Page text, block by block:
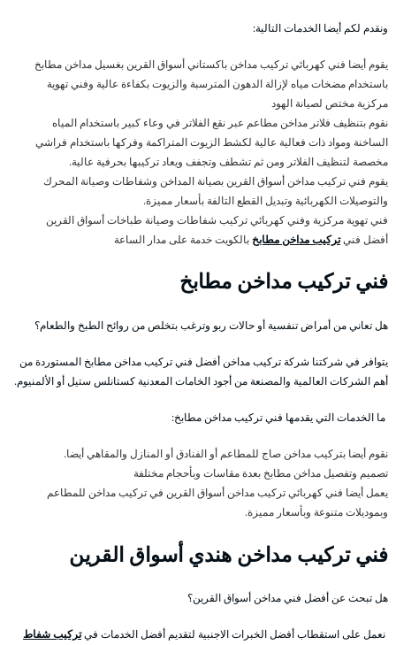
ونقدم لكم أيضا الخدمات التالية:
يقوم أيضا فني كهربائي تركيب مداخن باكستاني أسواق القرين بغسيل مداخن مطابخ
باستخدام مضخات مياه لإزالة الدهون المترسبة والزيوت بكفاءة عالية وفني تهوية
مركزية مختص لصيانة الهود
نقوم بتنظيف فلاتر مداخن مطاعم عبر نقع الفلاتر في وعاء كبير باستخدام المياه
الساخنة ومواد ذات فعالية عالية لكشط الزيوت المتراكمة وفركها باستخدام فراشي
مخصصة لتنظيف الفلاتر ومن ثم تشطف وتجفف ويعاد تركيبها بحرفية عالية.
يقوم فني تركيب مداخن أسواق القرين بصيانة المداخن وشفاطات وصيانة المحرك
والتوصيلات الكهربائية وتبديل القطع التالفة بأسعار مميزة.
فني تهوية مركزية وفني كهربائي تركيب شفاطات وصيانة طباخات أسواق القرين
أفضل فنيتركيب مداخن مطابخ بالكويت خدمة على مدار الساعة
فني تركيب مداخن مطابخ
هل تعاني من أمراض تنفسية أو حالات ربو وترغب بتخلص من روائح الطبخ والطعام؟
يتوافر في شركتنا شركة تركيب مداخن أفضل فني تركيب مداخن مطابخ المستوردة من
أهم الشركات العالمية والمصنعة من أجود الخامات المعدنية كستانلس ستيل أو الألمنيوم.
ما الخدمات التي يقدمها فني تركيب مداخن مطابخ:
نقوم أيضا بتركيب مداخن صاج للمطاعم أو الفنادق أو المنازل والمقاهي أيضا.
تصميم وتفصيل مداخن مطابخ بعدة مقاسات وبأحجام مختلفة
يعمل أيضا فني كهربائي تركيب مداخن أسواق القرين في تركيب مداخن للمطاعم
وبموديلات متنوعة وبأسعار مميزة.
فني تركيب مداخن هندي أسواق القرين
هل تبحث عن أفضل فني مداخن أسواق القرين؟
نعمل على استقطاب أفضل الخبرات الاجنبية لتقديم أفضل الخدمات فيتركيب شفاط